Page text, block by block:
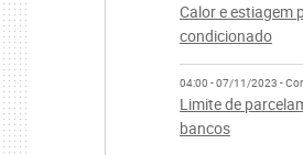
Calor e estiagem
condicionado
04:00 - 07/11/2023 -
Limite de
bancos